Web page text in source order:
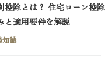
控除とは？ 住宅ローン控除
と適用要件を解説
知識